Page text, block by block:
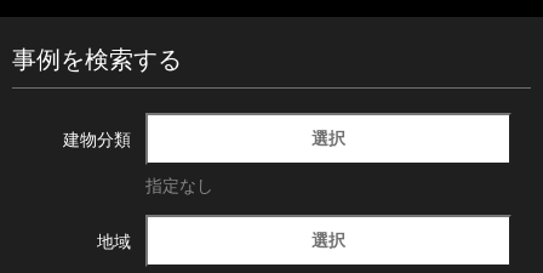
事例を検索する
建物分類 選択
指定なし
地域 選択